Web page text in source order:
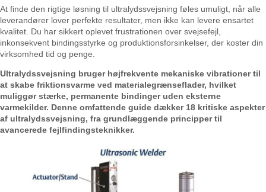
At finde den rigtige løsning til ultralydssvejsning føles umuligt, når alle
leverandører lover perfekte resultater, men ikke kan levere ensartet
kvalitet. Du har sikkert oplevet frustrationen over svejsefejl,
inkonsekvent bindingsstyrke og produktionsforsinkelser, der koster din
virksomhed tid og penge.
Ultralydssvejsning bruger højfrekvente mekaniske vibrationer til
at skabe friktionsvarme ved materialegrænseflader, hvilket
muliggør stærke, permanente bindinger uden eksterne
varmekilder. Denne omfattende guide dækker 18 kritiske aspekter
af ultralydssvejsning, fra grundlæggende principper til
avancerede fejlfindingsteknikker.